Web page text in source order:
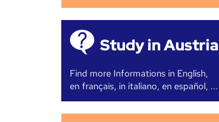
Study in Austria
Find more Informations in English,
en français, in italiano, en español, ...